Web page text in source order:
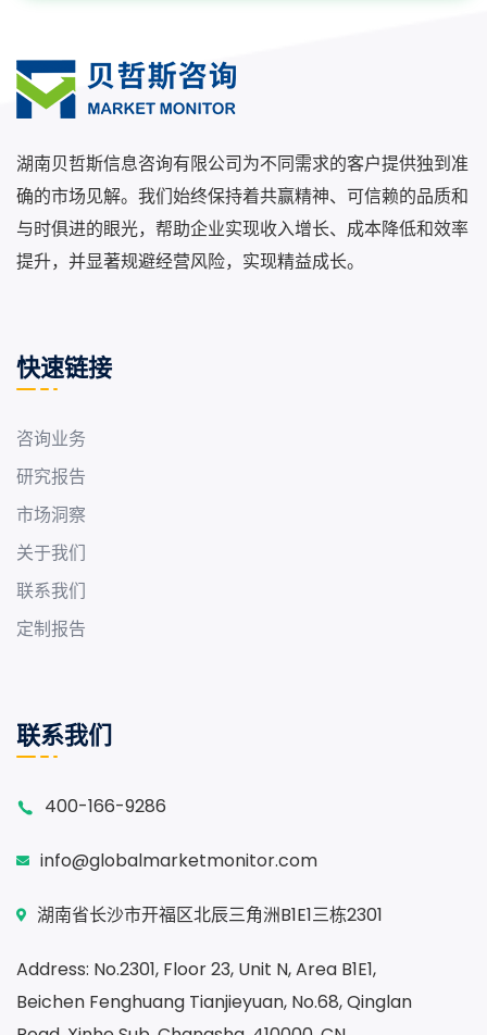
湖南贝哲斯信息咨询有限公司为不同需求的客户提供独到准
确的市场见解。我们始终保持着共赢精神、可信赖的品质和
与时俱进的眼光，帮助企业实现收入增长、成本降低和效率
提升，并显著规避经营风险，实现精益成长。
快速链接
咨询业务
研究报告
市场洞察
关于我们
联系我们
定制报告
联系我们
400-166-9286
info@globalmarketmonitor.com
湖南省长沙市开福区北辰三角洲B1E1三栋2301
Address: No.2301, Floor 23, Unit N, Area B1E1,
Beichen Fenghuang Tianjieyuan, No.68, Qinglan